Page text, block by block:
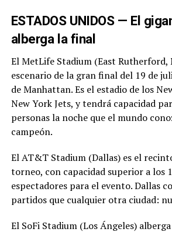
ESTADOS UNIDOS — El
alberga la final
El MetLife Stadium (East Rutherford,
escenario de la gran final del 19 de
de Manhattan. Es el estadio de los
New York Jets, y tendrá capacidad
personas la noche que el mundo
campeón.
El AT&T Stadium (Dallas) es el
torneo, con capacidad superior a los
espectadores para el evento. Dallas
partidos que cualquier otra ciudad:
El SoFi Stadium (Los Ángeles)